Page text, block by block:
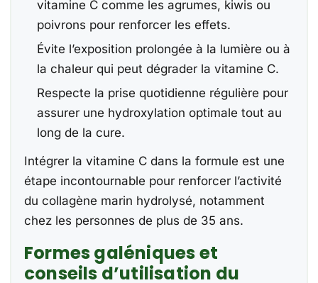
vitamine C comme les agrumes, kiwis ou
poivrons pour renforcer les effets.
Évite l’exposition prolongée à la lumière ou à
la chaleur qui peut dégrader la vitamine C.
Respecte la prise quotidienne régulière pour
assurer une hydroxylation optimale tout au
long de la cure.
Intégrer la vitamine C dans la formule est une
étape incontournable pour renforcer l’activité
du collagène marin hydrolysé, notamment
chez les personnes de plus de 35 ans.
Formes galéniques et
conseils d’utilisation du